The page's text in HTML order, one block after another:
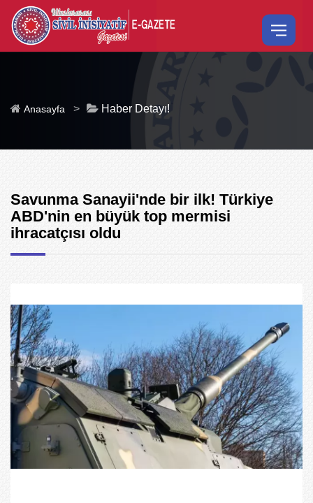
Anasayfa > Haber Detayı!
Savunma Sanayii'nde bir ilk! Türkiye
ABD'nin en büyük top mermisi
ihracatçısı oldu